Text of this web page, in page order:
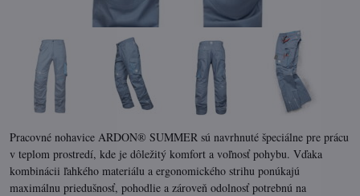
Pracovné nohavice ARDON® SUMMER sú navrhnuté špeciálne pre prácu
v teplom prostredí, kde je dôležitý komfort a voľnosť pohybu. Vďaka
kombinácii ľahkého materiálu a ergonomického strihu ponúkajú
maximálnu priedušnosť, pohodlie a zároveň odolnosť potrebnú na